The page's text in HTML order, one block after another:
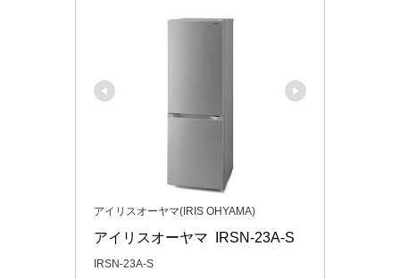
アイリスオーヤマ(IRIS OHYAMA)
アイリスオーヤマ  IRSN-23A-S
IRSN-23A-S